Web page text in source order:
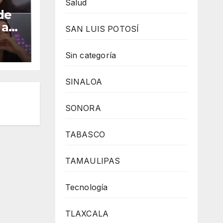
Salud
SAN LUIS POTOSÍ
Sin categoría
SINALOA
SONORA
TABASCO
TAMAULIPAS
Tecnología
TLAXCALA